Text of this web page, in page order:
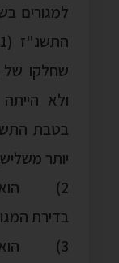
למגורים
שחלקו של
ולא
יותר
2) הוא
בדירת
3) הוא